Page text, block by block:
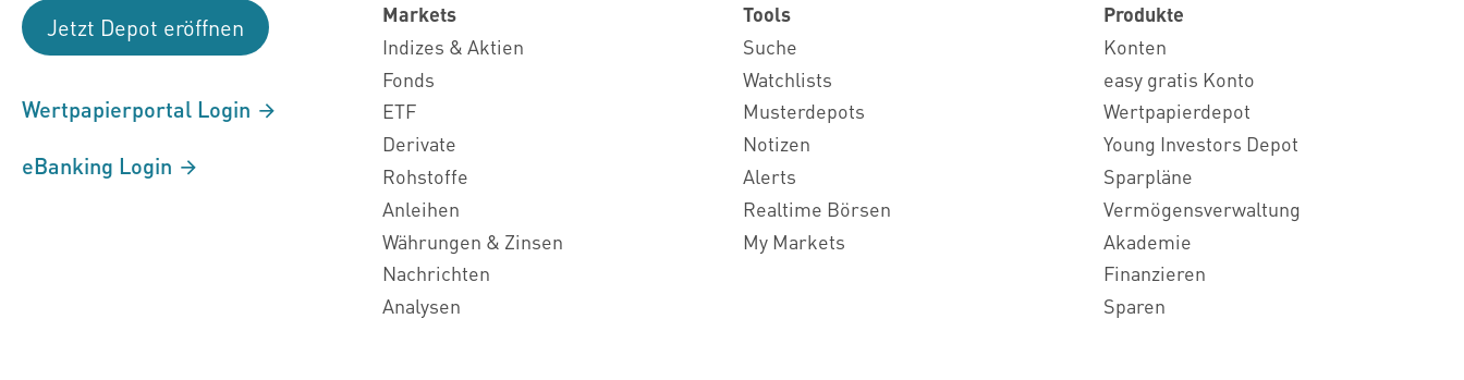
Jetzt Depot eröffnen
Wertpapierportal Login
eBanking Login
Markets
Indizes & Aktien
Fonds
ETF
Derivate
Rohstoffe
Anleihen
Währungen & Zinsen
Nachrichten
Analysen
Tools
Suche
Watchlists
Musterdepots
Notizen
Alerts
Realtime Börsen
My Markets
Produkte
Konten
easy gratis Konto
Wertpapierdepot
Young Investors Depot
Sparpläne
Vermögensverwaltung
Akademie
Finanzieren
Sparen